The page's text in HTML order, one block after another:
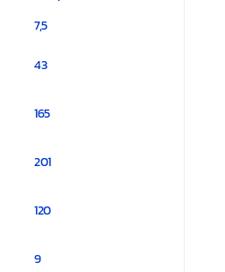
7,5
43
165
201
120
9